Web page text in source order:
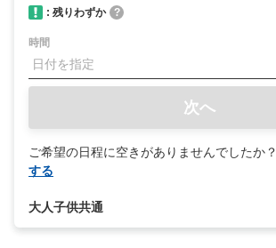
: 残りわずか
?
時間
次へ
ご希望の日程に空きがありませんでしたか？
する
大人子供共通